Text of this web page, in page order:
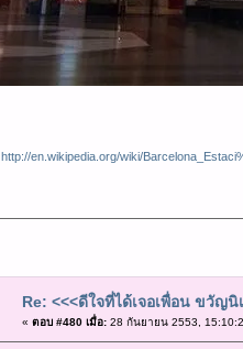
http://en.wikipedia.org/wiki/
Re: <<<ดีใจที่ได้เจอเพื่อน ขวัญนิ
« ตอบ #480 เมื่อ:28 กันยายน 2553,